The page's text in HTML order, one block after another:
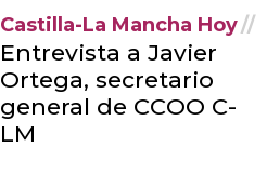
Castilla-La Mancha Hoy
Entrevista a Javier
Ortega, secretario
general de CCOO C-
LM